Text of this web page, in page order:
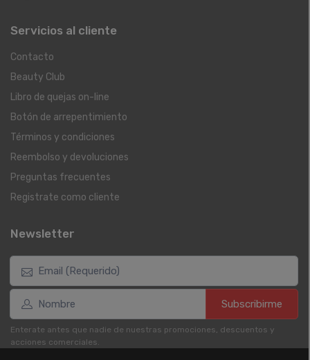
Servicios al cliente
Contacto
Beauty Club
Libro de quejas on-line
Botón de arrepentimiento
Términos y condiciones
Reembolso y devoluciones
Preguntas frecuentes
Registrate como cliente
Newsletter
Subscribirme
Enterate antes que nadie de nuestras promociones, descuentos y
acciones comerciales.